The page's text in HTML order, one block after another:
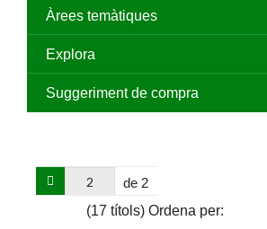
Àrees temàtiques
Explora
Suggeriment de compra
de 2
(17 títols) Ordena per: